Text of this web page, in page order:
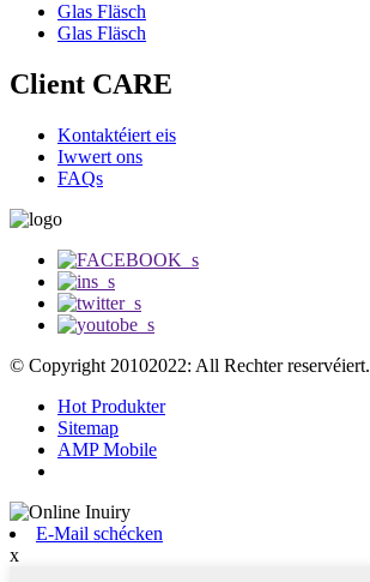
Glas Fläsch
Glas Fläsch
Client CARE
Kontaktéiert eis
Iwwert ons
FAQs
© Copyright 20102022: All Rechter reservéiert.
Hot Produkter
Sitemap
AMP Mobile
E-Mail schécken
x